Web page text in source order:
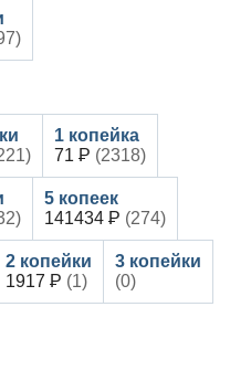
71 (2318)
141434 (274)
1917 (1) (0)